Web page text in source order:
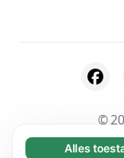
Alles
©